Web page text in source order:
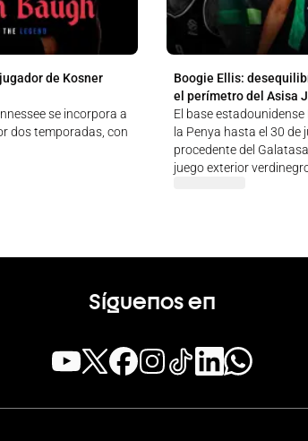
de Kosner
se incorpora a
dos temporadas, con
Boogie Ellis:
el perímetro del Asisa
El base
la Penya hasta el 30 de
procedente del
juego exterior
Síguenos en